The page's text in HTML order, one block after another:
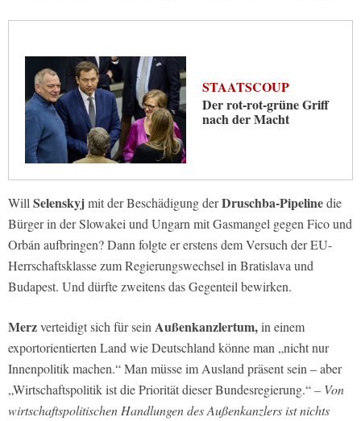
STAATSCOUP
Der rot-rot-grüne Griff
nach der Macht
Will Selenskyjmit der Beschädigung derDruschba-Pipelinedie
Bürger in der Slowakei und Ungarn mit Gasmangel gegen Fico und
Orbán aufbringen? Dann folgte er erstens dem Versuch der EU-
Herrschaftsklasse zum Regierungswechsel in Bratislava und
Budapest. Und dürfte zweitens das Gegenteil bewirken.
Merzverteidigt sich für sein Außenkanzlertum,in einem
exportorientierten Land wie Deutschland könne man „nicht nur
Innenpolitik machen.“ Man müsse im Ausland präsent sein – aber
„Wirtschaftspolitik ist die Priorität dieser Bundesregierung.“– Von
wirtschaftspolitischen Handlungen des Außenkanzlers ist nichts